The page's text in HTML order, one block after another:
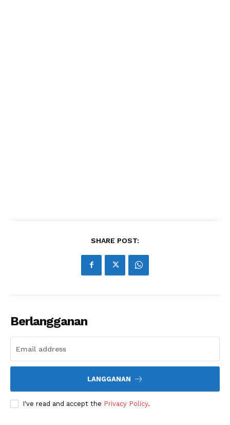
SHARE POST:
Berlangganan
LANGGANAN
I've read and accept the Privacy Policy.